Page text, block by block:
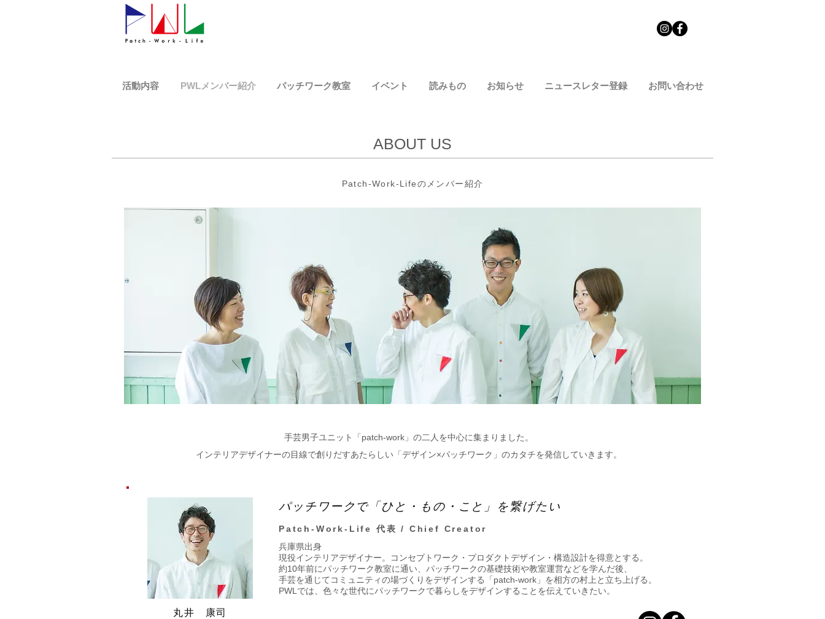
活動内容 PWLメンバー紹介 パッチワーク教室 イベント 読みもの お知らせ ニュースレター登録 お問い合わせ
ABOUT US
Patch-Work-Lifeのメンバー紹介
手芸男子ユニット「patch-work」の二人を中心に集まりました。
インテリアデザイナーの目線で創りだすあたらしい「デザイン×パッチワーク」のカタチを発信していきます。
丸井 康司
パッチワークで「ひと・もの・こと」を繋げたい
Patch-Work-Life 代表 / Chief Creator
兵庫県出身
現役インテリアデザイナー。コンセプトワーク・プロダクトデザイン・構造設計を得意とする。
約10年前にパッチワーク教室に通い、パッチワークの基礎技術や教室運営などを学んだ後、
手芸を通じてコミュニティの場づくりをデザインする「patch-work」を相方の村上と立ち上げる。
PWLでは、色々な世代にパッチワークで暮らしをデザインすることを伝えていきたい。